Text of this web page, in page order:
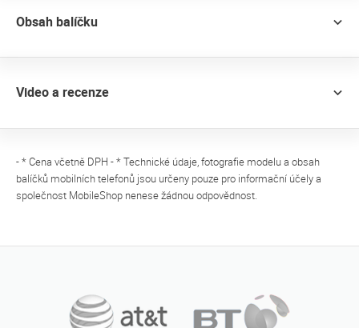
Obsah balíčku
Video a recenze
- * Cena včetně DPH - * Technické údaje, fotografie modelu a obsah
balíčků mobilních telefonů jsou určeny pouze pro informační účely a
společnost MobileShop nenese žádnou odpovědnost.